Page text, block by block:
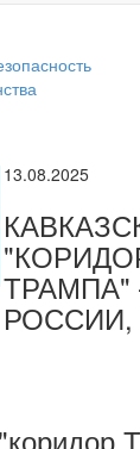
13.08.2025
ТРАМПА"